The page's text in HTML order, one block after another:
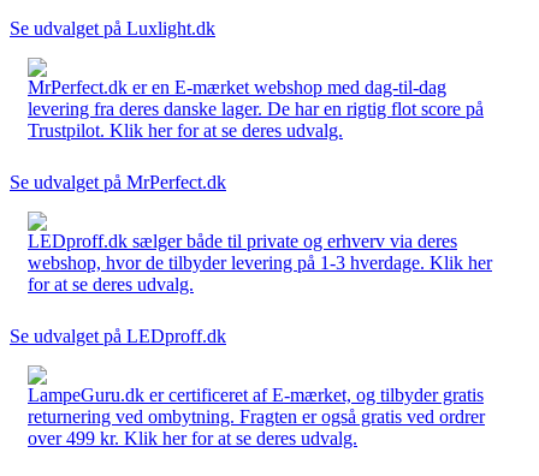
Se udvalget på Luxlight.dk
MrPerfect.dk er en E-mærket webshop med dag-til-dag
levering fra deres danske lager. De har en rigtig flot score på
Trustpilot. Klik her for at se deres udvalg.
Se udvalget på MrPerfect.dk
LEDproff.dk sælger både til private og erhverv via deres
webshop, hvor de tilbyder levering på 1-3 hverdage. Klik her
for at se deres udvalg.
Se udvalget på LEDproff.dk
LampeGuru.dk er certificeret af E-mærket, og tilbyder gratis
returnering ved ombytning. Fragten er også gratis ved ordrer
over 499 kr. Klik her for at se deres udvalg.